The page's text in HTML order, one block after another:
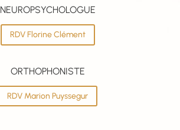
NEUROPSYCHOLOGUE
RDV Florine Clément
ORTHOPHONISTE
RDV Marion Puyssegur